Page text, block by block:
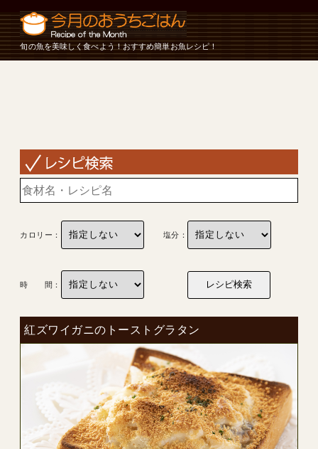
旬の魚を美味しく食べよう！おすすめ簡単お魚レシピ！
カロリー： 塩分：
時 間：
紅ズワイガニのトーストグラタン